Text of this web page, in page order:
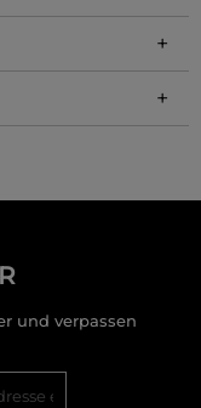
+
+
und verpassen